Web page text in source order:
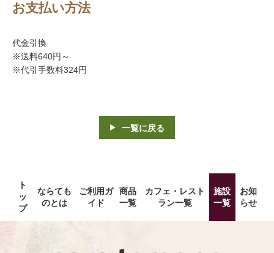
お支払い方法
代金引換
※送料640円～
※代引手数料324円
一覧に戻る
ト
ッ
プ
ならても
のとは
ご利用ガ
イド
商品
一覧
カフェ・レスト
ラン一覧
施設
一覧
お知
らせ